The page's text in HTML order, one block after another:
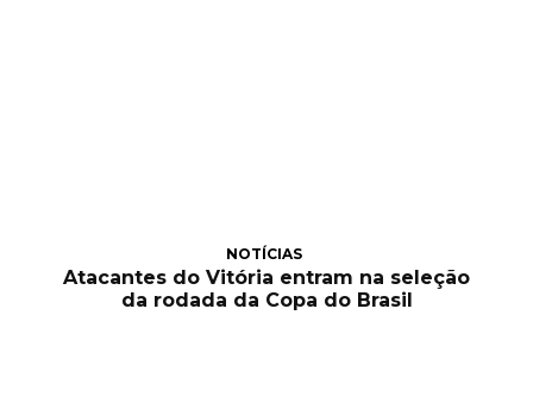
NOTÍCIAS
Atacantes do Vitória entram na seleção
da rodada da Copa do Brasil